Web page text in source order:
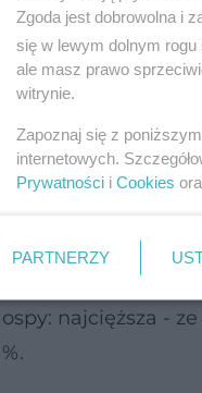
w
o dużej
przez
choroba
najcięższa -
Zgoda jest dobrowolna i
się w lewym dolnym rogu
ale masz prawo
witrynie.
Zapoznaj się z
internetowych.
Prywatności i Cookies
PARTNERZY